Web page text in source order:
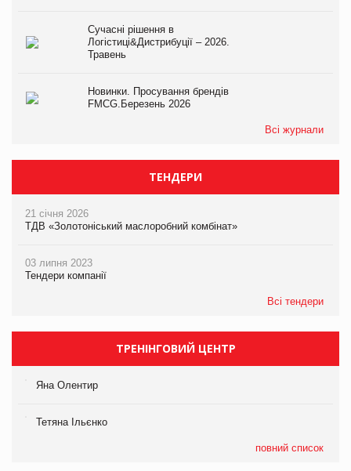
Сучасні рішення в
Логістиці&Дистрибуції – 2026.
Травень
Новинки. Просування брендів
FMCG.Березень 2026
Всі журнали
ТЕНДЕРИ
21 січня 2026
ТДВ «Золотоніський маслоробний комбінат»
03 липня 2023
Тендери компанії
Всі тендери
ТРЕНІНГОВИЙ ЦЕНТР
Яна Олентир
Тетяна Ільєнко
повний список